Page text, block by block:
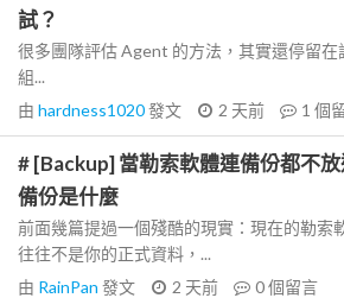
試？
很多團隊評估 Agent 的方法，其實還停留
組...
由 hardness1020發文 2 天前 1 個
# [Backup] 當勒索軟體連備份都不
備份是什麼
前面幾篇提過一個殘酷的現實：現在的勒索
往往不是你的正式資料，...
由 RainPan 發文 2 天前 0個留言